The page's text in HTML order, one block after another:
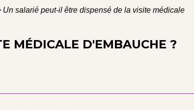
Un salarié peut-il être dispensé de la visite médicale
MÉDICALE D'EMBAUCHE ?